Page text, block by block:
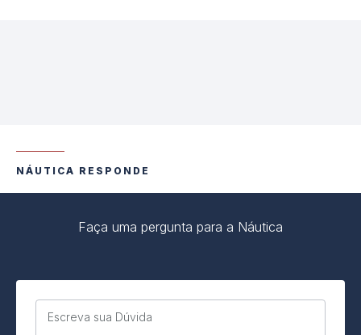
NÁUTICA RESPONDE
Faça uma pergunta para a Náutica
Escreva sua Dúvida